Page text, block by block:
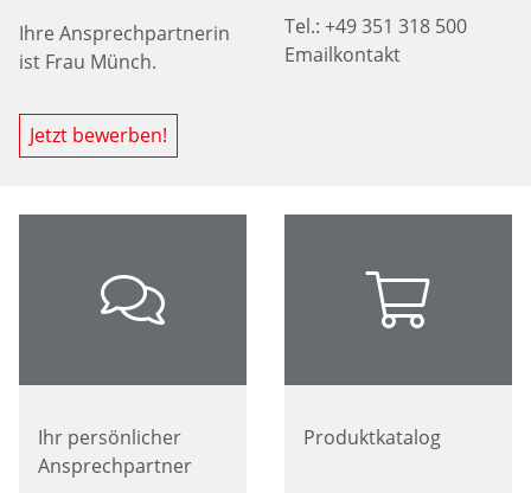
Ihre Ansprechpartnerin
ist Frau Münch.
Jetzt bewerben!
Tel.: +49 351 318 500
Emailkontakt
Ihr persönlicher
Ansprechpartner
Produktkatalog